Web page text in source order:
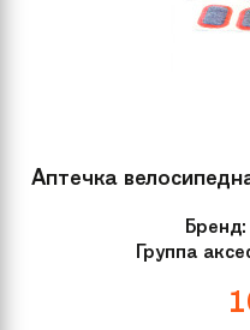
Аптечка
Бренд:
Группа